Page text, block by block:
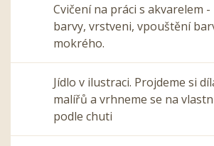
Cvičení na práci s akvarelem
barvy, vrstveni, vpouštění
mokrého.
Jídlo v ilustraci. Projdeme si
malířů a vrhneme se na
podle chuti